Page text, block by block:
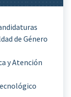
de Género
y Atención